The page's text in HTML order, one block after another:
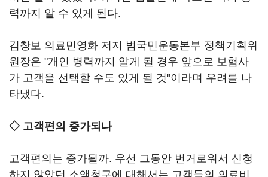
력까지 알 수 있게 된다.
김창보 의료민영화 저지 범국민운동본부 정책기획위
원장은 "개인 병력까지 알게 될 경우 앞으로 보험사
가 고객을 선택할 수도 있게 될 것"이라며 우려를 나
타냈다.
◇ 고객편의 증가되나
고객편의는 증가될까. 우선 그동안 번거로워서 신청
하지 않았던 소액청구에 대해서는 고객들의 의료비